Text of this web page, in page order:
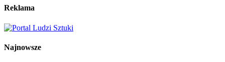
Reklama
Najnowsze